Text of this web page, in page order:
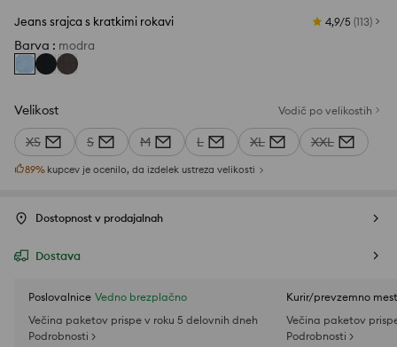
Jeans srajca s kratkimi rokavi 4,9/5 (113)
Barva : modra
Velikost Vodič po velikostih
XS S M L XL XXL
89% kupcev je ocenilo, da izdelek ustreza velikosti
Dostopnost v prodajalnah
Dostava
Poslovalnice Vedno brezplačno
Večina paketov prispe v roku 5 delovnih dneh
Podrobnosti >
Kurir/prevzemno
Večina paketov
Podrobnosti >